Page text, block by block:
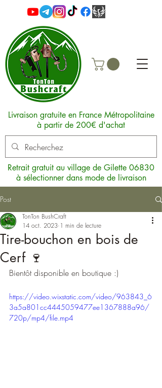
Livraison gratuite en France Métropolitaine
à partir de 200€ d'achat
Retrait gratuit au village de Gilette 06830
à sélectionner dans mode de livraison
Post
Tire-bouchon en bois de
Cerf 🍷
TonTon BushCraft
14 oct. 2023 1 min de lecture
Bientôt disponible en boutique :)
https://video.wixstatic.com/video/963843_6
3a5a801cc4445059477ee1367888a96/
720p/mp4/file.mp4